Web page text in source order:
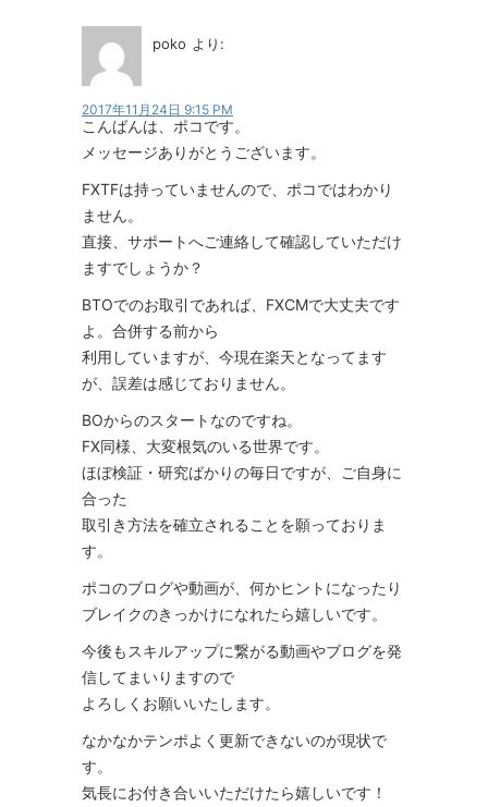
poko より:
2017年11月24日 9:15 PM
こんばんは、ポコです。
メッセージありがとうございます。
FXTFは持っていませんので、ポコではわかり
ません。
直接、サポートへご連絡して確認していただけ
ますでしょうか？
BTOでのお取引であれば、FXCMで大丈夫です
よ。合併する前から
利用していますが、今現在楽天となってます
が、誤差は感じておりません。
BOからのスタートなのですね。
FX同様、大変根気のいる世界です。
ほぼ検証・研究ばかりの毎日ですが、ご自身に
合った
取引き方法を確立されることを願っておりま
す。
ポコのブログや動画が、何かヒントになったり
ブレイクのきっかけになれたら嬉しいです。
今後もスキルアップに繋がる動画やブログを発
信してまいりますので
よろしくお願いいたします。
なかなかテンポよく更新できないのが現状で
す。
気長にお付き合いいただけたら嬉しいです！